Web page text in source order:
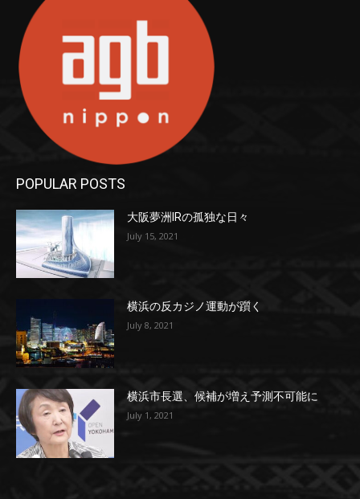
POPULAR POSTS
大阪夢洲IRの孤独な日々
July 15, 2021
横浜の反カジノ運動が躓く
July 8, 2021
横浜市長選、候補が増え予測不可能に
July 1, 2021